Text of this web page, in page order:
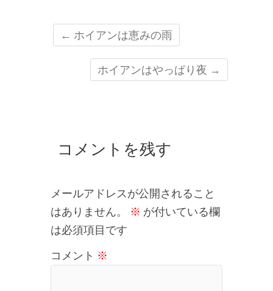
← ホイアンは恵みの雨
ホイアンはやっぱり夜 →
コメントを残す
メールアドレスが公開されること
はありません。
※ が付いている欄
は必須項目です
コメント ※